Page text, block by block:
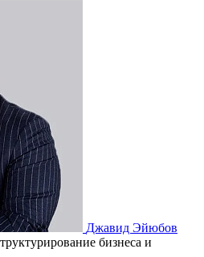
Джавид Эйюбов
бизнеса и